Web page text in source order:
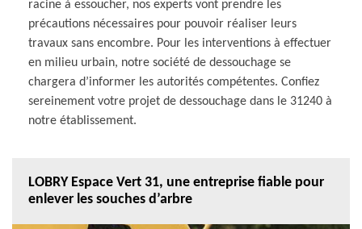
racine à essoucher, nos experts vont prendre les
précautions nécessaires pour pouvoir réaliser leurs
travaux sans encombre. Pour les interventions à effectuer
en milieu urbain, notre société de dessouchage se
chargera d’informer les autorités compétentes. Confiez
sereinement votre projet de dessouchage dans le 31240 à
notre établissement.
LOBRY Espace Vert 31, une entreprise fiable pour
enlever les souches d’arbre